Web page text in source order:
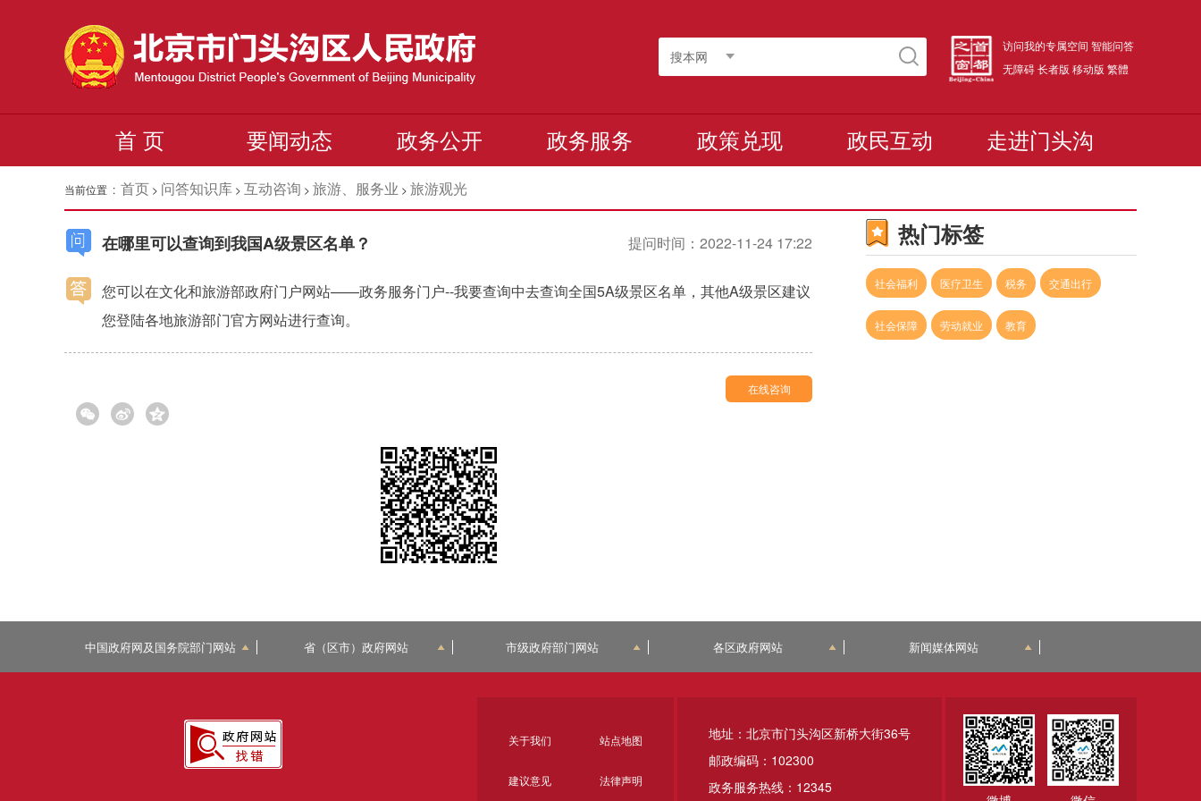
搜本网
访问我的专属空间 智能问答
无障碍长者版 移动版 繁體
首 页 要闻动态 政务公开 政务服务 政策兑现 政民互动 走进门头沟
当前位置 : 首页 > 问答知识库 > 互动咨询 > 旅游、服务业 > 旅游观光
提问时间：2022-11-24 17:22
在哪里可以查询到我国A级景区名单？
您可以在文化和旅游部政府门户网站——政务服务门户--我要查询中去查询全国5A级景区名单，其他A级景区建议
您登陆各地旅游部门官方网站进行查询。
在线咨询
热门标签
社会福利 医疗卫生 税务 交通出行
社会保障 劳动就业 教育
中国政府网及国务院部门网站 省（区市）政府网站 市级政府部门网站 各区政府网站 新闻媒体网站
地址：北京市门头沟区新桥大街36号
邮政编码：102300
政务服务热线：12345
关于我们 站点地图
建议意见 法律声明